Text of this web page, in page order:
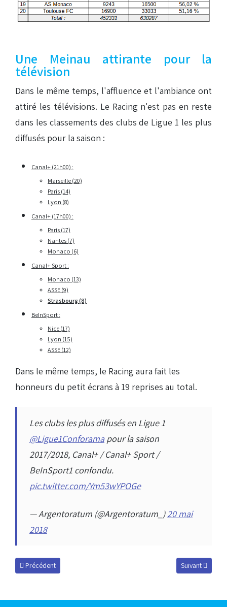
Une Meinau attirante pour la
télévision
Dans le même temps, l'affluence et l'ambiance ont
attiré les télévisions. Le Racing n'est pas en reste
dans les classements des clubs de Ligue 1 les plus
diffusés pour la saison :
Canal+ (21h00) :
Marseille (20)
Paris (14)
Lyon (8)
Canal+ (17h00) :
Paris (17)
Nantes (7)
Monaco (6)
Canal+ Sport :
Monaco (13)
ASSE (9)
Strasbourg (8)
BeInSport :
Nice (17)
Lyon (15)
ASSE (12)
Dans le même temps, le Racing aura fait les
honneurs du petit écrans à 19 reprises au total.
Les clubs les plus diffusés en Ligue 1
@Ligue1Conforamapour la saison
2017/2018, Canal+ / Canal+ Sport /
BeInSport1 confondu.
pic.twitter.com/Ym53wYPOGe
— Argentoratum (@Argentoratum_)20 mai
2018
Article précédent : La nuit la plus longue
Précédent Article suivant
Suivant